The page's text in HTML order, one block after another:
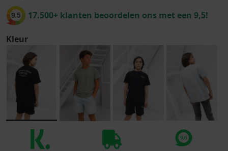
9.5 17.500+ klanten beoordelen ons met een 9,5!
Kleur